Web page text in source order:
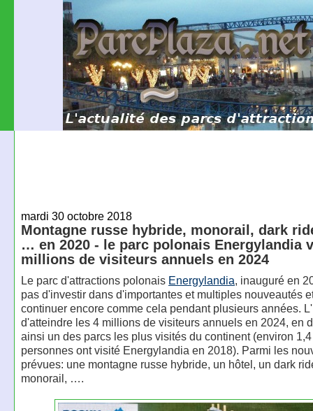
mardi 30 octobre 2018
Montagne russe hybride, monorail, dark
… en 2020 - le parc polonais Energylandia
millions de visiteurs annuels en 2024
Le parc d'attractions polonais Energylandia, inauguré en
pas d'investir dans d'importantes et multiples nouveautés
continuer encore comme cela pendant plusieurs années.
d'atteindre les 4 millions de visiteurs annuels en 2024, en
ainsi un des parcs les plus visités du continent (environ
personnes ont visité Energylandia en 2018). Parmi les
prévues: une montagne russe hybride, un hôtel, un dark
monorail, ….